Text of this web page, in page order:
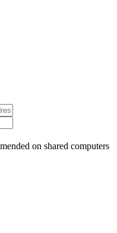
on shared computers